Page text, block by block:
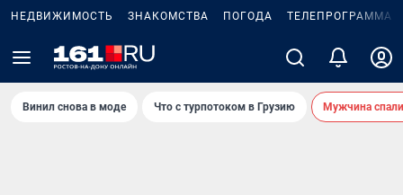
НЕДВИЖИМОСТЬ ЗНАКОМСТВА ПОГОДА ТЕЛЕПРОГРАММА
Винил снова в моде Что с турпотоком в Грузию Мужчина